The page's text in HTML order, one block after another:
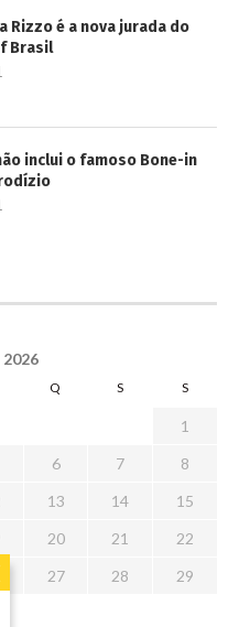
Rizzo é a nova jurada do
Brasil
inclui o famoso Bone-in
Q S S
1
6 7
8
13 14
15
20 21
22
27 28
29